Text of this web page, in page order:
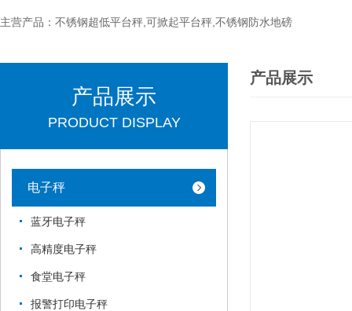
主营产品：不锈钢超低平台秤,可掀起平台秤,不锈钢防水地磅
产品展示
PRODUCT DISPLAY
电子秤
蓝牙电子秤
高精度电子秤
食堂电子秤
报警打印电子秤
产品展示